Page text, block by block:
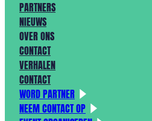
PARTNERS
NIEUWS
OVER ONS
CONTACT
VERHALEN
CONTACT
WORD PARTNER
NEEM CONTACT OP